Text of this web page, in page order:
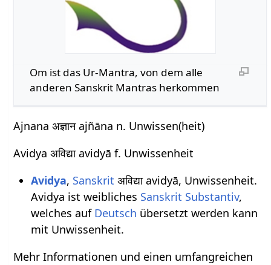
Om ist das Ur-Mantra, von dem alle
anderen Sanskrit Mantras herkommen
Ajnana अज्ञान ajñāna n. Unwissen(heit)
Avidya अविद्या avidyā f. Unwissenheit
Avidya, Sanskrit अविद्या avidyā, Unwissenheit.
Avidya ist weibliches Sanskrit Substantiv,
welches auf Deutsch übersetzt werden kann
mit Unwissenheit.
Mehr Informationen und einen umfangreichen